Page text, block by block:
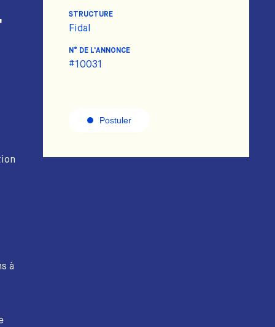
à
STRUCTURE
Fidal
N° DE L'ANNONCE
#10031
Postuler